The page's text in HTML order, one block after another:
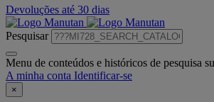
Devoluções até 30 dias
Pesquisar
Menu de conteúdos e históricos de pesquisa
A minha conta Identificar-se
×